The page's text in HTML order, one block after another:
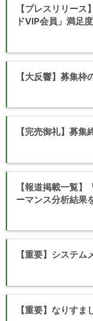
【プレスリリー
ドVIP会員」満足
【大反響】募集枠
【完売御礼】募集
【報道掲載一覧
ーマンス分析結果
【重要】システ
【重要】なりす